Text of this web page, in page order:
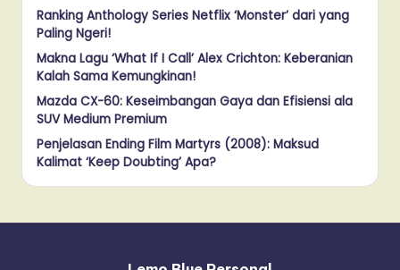
Ranking Anthology Series Netflix ‘Monster’ dari yang
Paling Ngeri!
Makna Lagu ‘What If I Call’ Alex Crichton: Keberanian
Kalah Sama Kemungkinan!
Mazda CX-60: Keseimbangan Gaya dan Efisiensi ala
SUV Medium Premium
Penjelasan Ending Film Martyrs (2008): Maksud
Kalimat ‘Keep Doubting’ Apa?